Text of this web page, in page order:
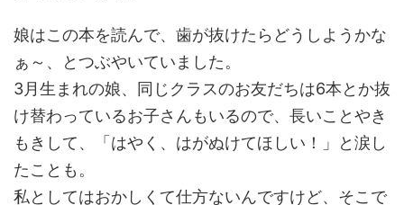
娘はこの本を読んで、歯が抜けたらどうしようかな
ぁ～、とつぶやいていました。
3月生まれの娘、同じクラスのお友だちは6本とか抜
け替わっているお子さんもいるので、長いことやき
もきして、「はやく、はがぬけてほしい！」と涙し
たことも。
私としてはおかしくて仕方ないんですけど、そこで